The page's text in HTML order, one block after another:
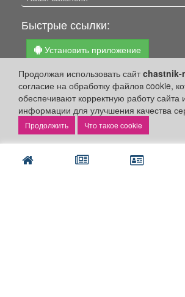
Продолжая использовать сайтchastnik-
согласие на обработку файлов cookie,
обеспечивают корректную работу сайта
информации для улучшения качества
Что такое cookie
Быстрые ссылки:
Установить приложение
Личный кабинет
Подать объявление
Подать объявление в газету
Поздравить
Рекламодателям: